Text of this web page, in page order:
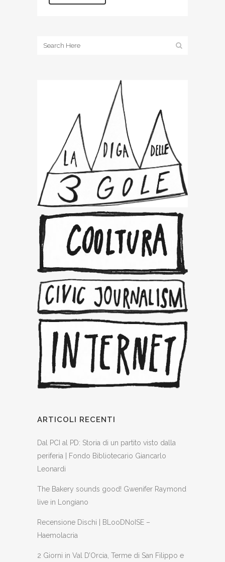
ARTICOLI RECENTI
Dal PCI al PD: Storia di un partito visto dalla
periferia | Fondo Bibliotecario Giancarlo
Leonardi
The Bakery sounds good! Gwenifer Raymond
live in Longiano
Recensione Dischi | BLooDNoISE –
Haemolacria
2 Giorni in Val D’Orcia, Terme di San Filippo e